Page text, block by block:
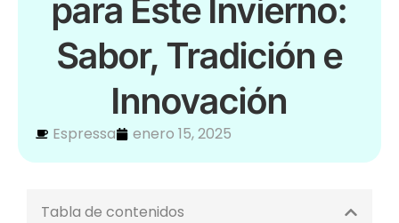
para Este Invierno:
Sabor, Tradición e
Innovación
Espressa enero 15, 2025
Tabla de contenidos